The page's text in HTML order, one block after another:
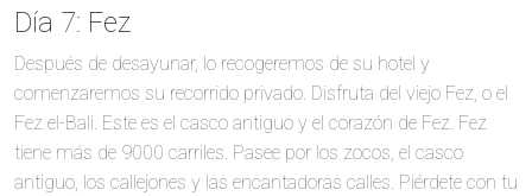
Día 7: Fez
Después de desayunar, lo recogeremos de su hotel y
comenzaremos su recorrido privado. Disfruta del viejo Fez, o el
Fez el-Bali. Este es el casco antiguo y el corazón de Fez. Fez
tiene más de 9000 carriles. Pasee por los zocos, el casco
antiguo, los callejones y las encantadoras calles. Piérdete con tu